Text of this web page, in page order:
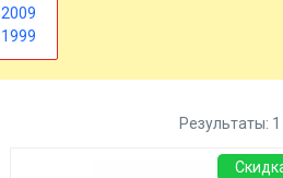
2009
1999
Результаты: